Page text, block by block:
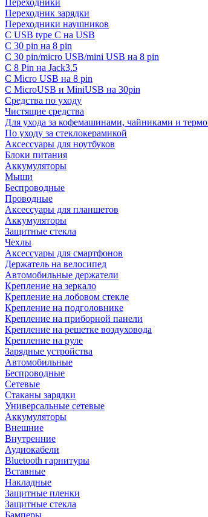
Переходники
Переходник зарядки
Переходники наушников
С USB type C на USB
С 30 pin на 8 pin
С 30 pin/micro USB/mini USB на 8 pin
С 8 Pin на Jack3.5
С Micro USB на 8 pin
С MicroUSB и MiniUSB на 30pin
Средства по уходу
Чистящие средства
Для ухода за кофемашинами, чайниками и
По уходу за стеклокерамикой
Аксессуары для ноутбуков
Блоки питания
Аккумуляторы
Мыши
Беспроводные
Проводные
Аксессуары для планшетов
Аккумуляторы
Защитные стекла
Чехлы
Аксессуары для смартфонов
Держатель на велосипед
Автомобильные держатели
Крепление на зеркало
Крепление на лобовом стекле
Крепление на подголовнике
Крепление на приборной панели
Крепление на решетке воздуховода
Крепление на руле
Зарядные устройства
Автомобильные
Беспроводные
Сетевые
Стаканы зарядки
Универсальные сетевые
Аккумуляторы
Внешние
Внутренние
Аудиокабели
Bluetooth гарнитуры
Вставные
Накладные
Защитные пленки
Защитные стекла
Бамперы